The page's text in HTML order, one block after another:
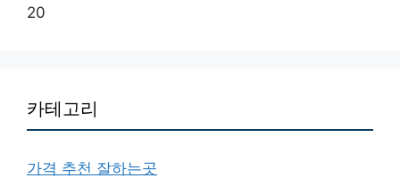
20
카테고리
가격 추천 잘하는곳